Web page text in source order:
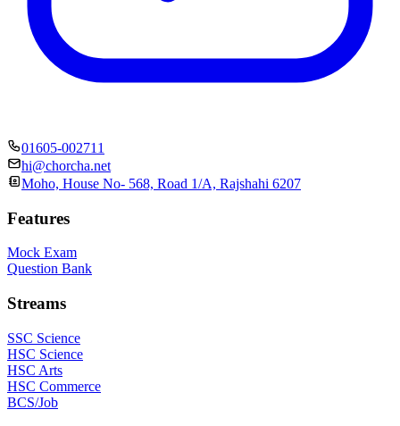
01605-002711
hi@chorcha.net
Moho, House No- 568, Road 1/A, Rajshahi 6207
Features
Mock Exam
Question Bank
Streams
SSC Science
HSC Science
HSC Arts
HSC Commerce
BCS/Job